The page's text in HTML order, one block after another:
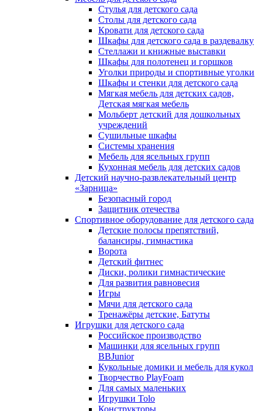
Стулья для детского сада
Столы для детского сада
Кровати для детского сада
Шкафы для детского сада в раздевалку
Стеллажи и книжные выставки
Шкафы для полотенец и горшков
Уголки природы и спортивные уголки
Шкафы и стенки для детского сада
Мягкая мебель для детских садов,
Детская мягкая мебель
Мольберт детский для дошкольных
учреждений
Сушильные шкафы
Системы хранения
Мебель для ясельных групп
Кухонная мебель для детских садов
Детский научно-развлекательный центр
«Зарница»
Безопасный город
Защитник отечества
Спортивное оборудование для детского сада
Детские полосы препятствий,
балансиры, гимнастика
Ворота
Детский фитнес
Диски, ролики гимнастические
Для развития равновесия
Игры
Мячи для детского сада
Тренажёры детские, Батуты
Игрушки для детского сада
Российское производство
Машинки для ясельных групп
BBJunior
Кукольные домики и мебель для кукол
Творчество PlayFoam
Для самых маленьких
Игрушки Tolo